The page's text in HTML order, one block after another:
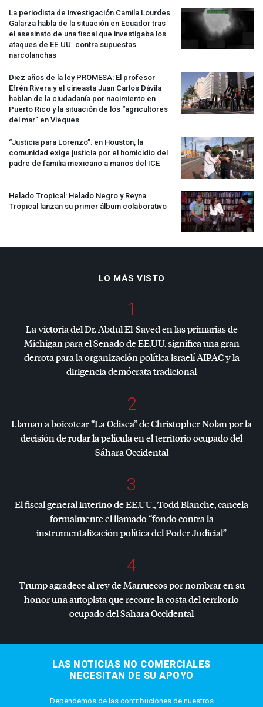
La periodista de investigación Camila Lourdes
Galarza habla de la situación en Ecuador tras
el asesinato de una fiscal que investigaba los
ataques de EE.UU. contra supuestas
narcolanchas
Diez años de la ley PROMESA: El profesor
Efrén Rivera y el cineasta Juan Carlos Dávila
hablan de la ciudadanía por nacimiento en
Puerto Rico y la situación de los “agricultores
del mar” en Vieques
“Justicia para Lorenzo”: en Houston, la
comunidad exige justicia por el homicidio del
padre de familia mexicano a manos del ICE
Helado Tropical: Helado Negro y Reyna
Tropical lanzan su primer álbum colaborativo
LO MÁS VISTO
1
La victoria del Dr. Abdul El-Sayed en las primarias de
Michigan para el Senado de EE.UU. significa una gran
derrota para la organización política israelíAIPACy la
dirigencia demócrata tradicional
2
Llaman a boicotear “La Odisea” de Christopher Nolan por la
decisión de rodar la película en el territorio ocupado del
Sáhara Occidental
3
El fiscal general interino de EE.UU., Todd Blanche, cancela
formalmente el llamado “fondo contra la
instrumentalización política del Poder Judicial”
4
Trump agradece al rey de Marruecos por nombrar en su
honor una autopista que recorre la costa del territorio
ocupado del Sahara Occidental
LAS NOTICIAS NO COMERCIALES
NECESITAN DE SU APOYO
Dependemos de las contribuciones de nuestros